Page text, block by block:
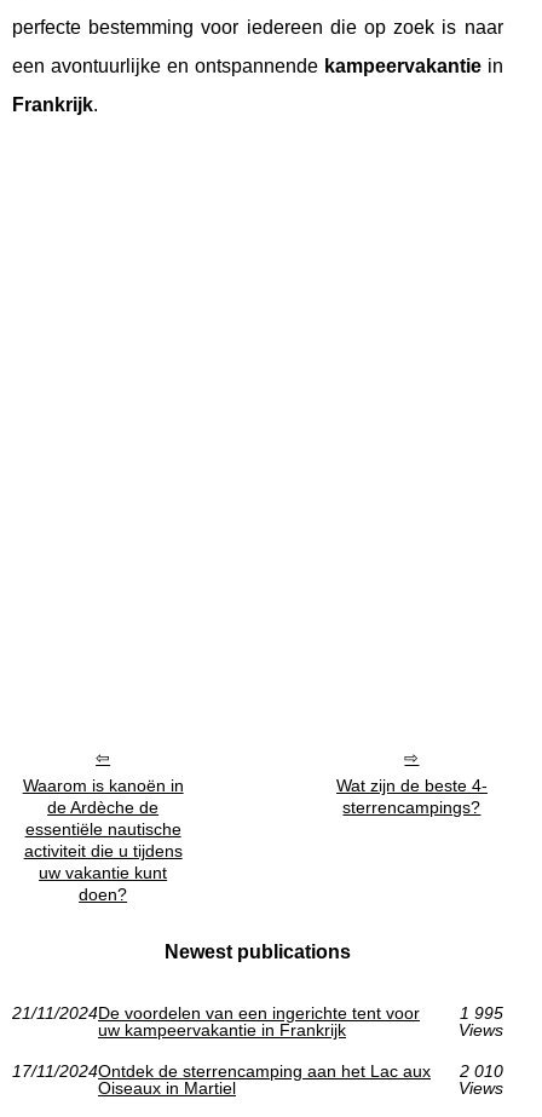
perfecte bestemming voor iedereen die op zoek is naar
een avontuurlijke en ontspannende kampeervakantiein
Frankrijk.
Waarom is kanoën in
de Ardèche de
essentiële nautische
activiteit die u tijdens
uw vakantie kunt
doen?
Wat zijn de beste 4-
sterrencampings?
Newest publications
21/11/2024De voordelen van een ingerichte tent voor
uw kampeervakantie in Frankrijk
1 995
Views
17/11/2024Ontdek de sterrencamping aan het Lac aux
Oiseaux in Martiel
2 010
Views